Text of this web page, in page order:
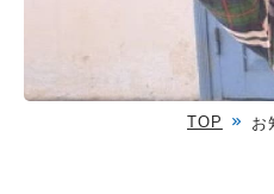
TOP お